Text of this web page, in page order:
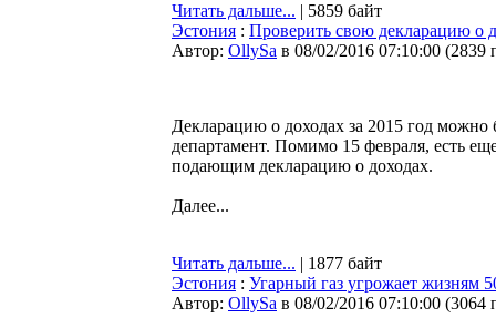
Читать дальше... | 5859 байт
Эстония : Проверить свою декларацию о
Автор: OllySa в 08/02/2016 07:10:00 (2839
Декларацию о доходах за 2015 год можно
департамент. Помимо 15 февраля, есть
подающим декларацию о доходах.
Далее...
Читать дальше... | 1877 байт
Эстония : Угарный газ угрожает жизням
Автор: OllySa в 08/02/2016 07:10:00 (3064